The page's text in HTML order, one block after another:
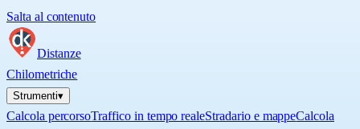
Salta al contenuto
Distanze
Chilometriche
Strumenti▾
Calcola percorsoTraffico in tempo realeStradario e mappeCalcola